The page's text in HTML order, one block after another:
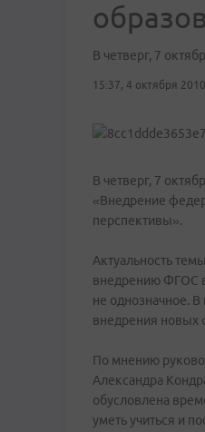
В четверг, 7
15:37, 4 октября 2010
В четверг, 7
«Внедрение
перспективы».
Актуальность
внедрению ФГОС
не однозначное. В
внедрения новых
По мнению
Александра
обусловлена
уметь учиться и